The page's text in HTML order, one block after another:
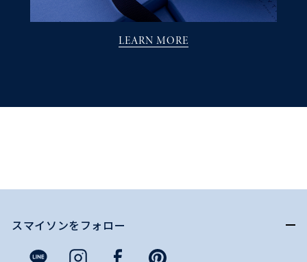
LEARN MORE
スマイソンをフォロー